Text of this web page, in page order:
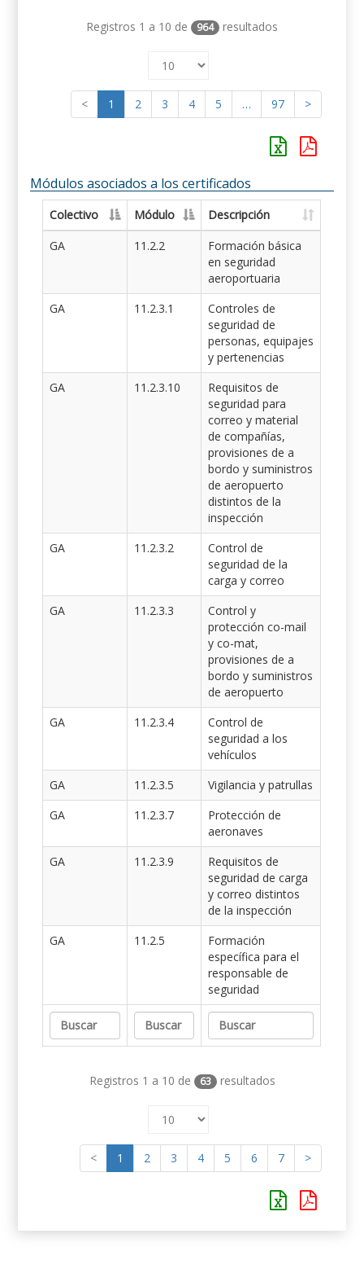
Registros 1 a 10 de 964 resultados
< 1 2 3 4 5 … 97 >
Módulos asociados a los certificados
Colectivo Módulo
Descripción
GA
11.2.2
Formación básica
en seguridad
aeroportuaria
GA
11.2.3.1
Controles de
seguridad de
personas, equipajes
y pertenencias
GA
11.2.3.10
Requisitos de
seguridad para
correo y material
de compañías,
provisiones de a
bordo y suministros
de aeropuerto
distintos de la
inspección
GA
11.2.3.2
Control de
seguridad de la
carga y correo
GA
11.2.3.3
Control y
protección co-mail
y co-mat,
provisiones de a
bordo y suministros
de aeropuerto
GA
11.2.3.4
Control de
seguridad a los
vehículos
GA
11.2.3.5
Vigilancia y patrullas
GA
11.2.3.7
Protección de
aeronaves
GA
11.2.3.9
Requisitos de
seguridad de carga
y correo distintos
de la inspección
GA
11.2.5
Formación
específica para el
responsable de
seguridad
Registros 1 a 10 de 63 resultados
< 1 2 3 4 5 6 7 >